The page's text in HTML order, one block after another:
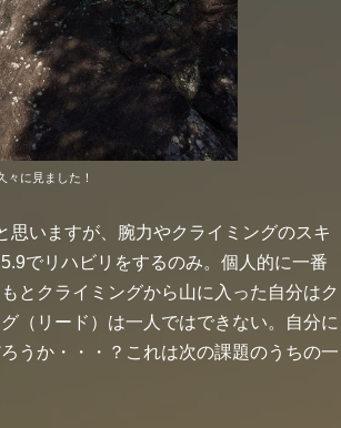
々に見ました！
いますが、腕力やクライミングのスキ
でリハビリをするのみ。個人的に一番
とクライミングから山に入った自分はク
（リード）は一人ではできない。自分に
うか・・・？これは次の課題のうちの一